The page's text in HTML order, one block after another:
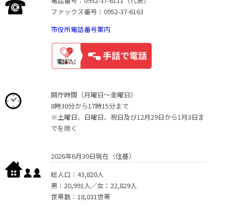
ファックス番号：0952-37-6163
市役所電話番号案内
開庁時間（月曜日〜金曜日）
8時30分から17時15分まで
※土曜日、日曜日、祝日及び12月29日から1月3日ま
でを除く
2026年6月30日現在（住基）
総人口：43,820人
男：20,991人／女：22,829人
世帯数：18,031世帯